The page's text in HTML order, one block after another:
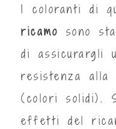
I coloranti di
ricamo sono
di assicurargli
resistenza
(colori solidi).
effetti del